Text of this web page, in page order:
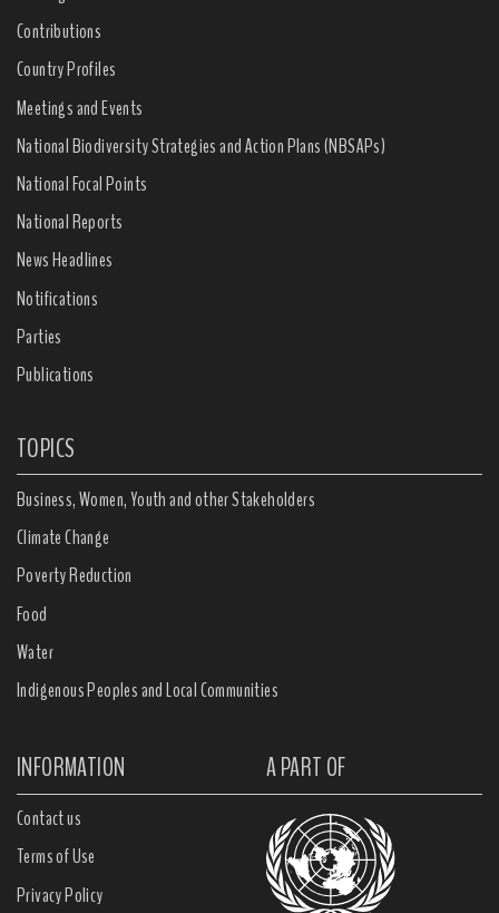
Contributions
Country Profiles
Meetings and Events
National Biodiversity Strategies and Action Plans (NBSAPs)
National Focal Points
National Reports
News Headlines
Notifications
Parties
Publications
TOPICS
Business, Women, Youth and other Stakeholders
Climate Change
Poverty Reduction
Food
Water
Indigenous Peoples and Local Communities
INFORMATION A PART OF
Contact us
Terms of Use
Privacy Policy